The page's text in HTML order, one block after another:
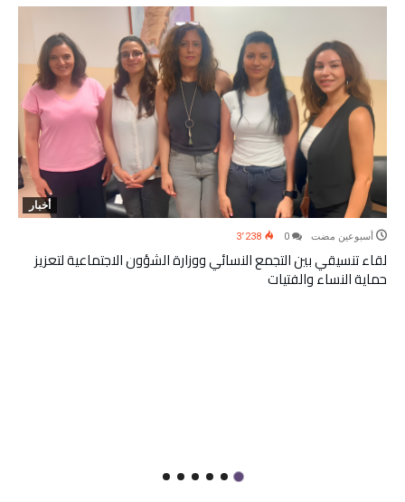
أخبار
‫‫‫‏‫أسبوعين مضت‬ 3٬238
لقاء تنسيقي بين التجمع النسائي ووزارة الشؤون الاجتماعية لتعزيز
حماية النساء والفتيات